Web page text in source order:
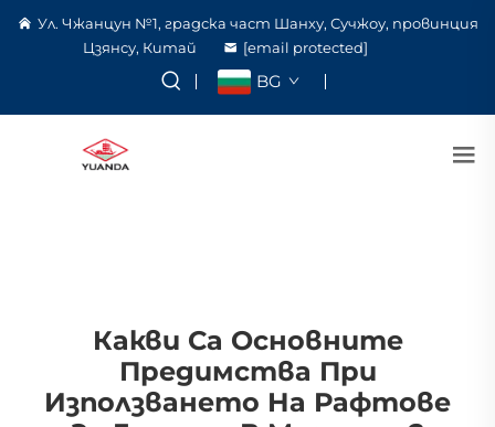
Ул. Чжанцун №1, градска част Шанху, Сучжоу, провинция
Цзянсу, Китай
[email protected]
BG
Какви Са Основните
Предимства При
Използването На Рафтове